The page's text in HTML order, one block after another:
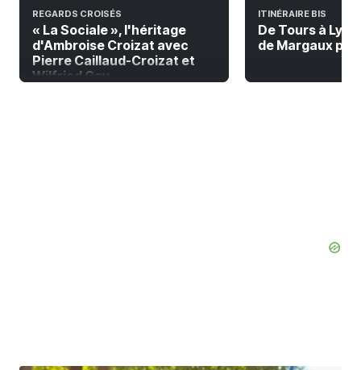
REGARDS CROISÉS
« La Sociale », l'héritage
d'Ambroise Croizat avec
Pierre Caillaud-Croizat et
Wilfried Gay
ITINÉRAIRE BIS
De Tours à
de Margaux